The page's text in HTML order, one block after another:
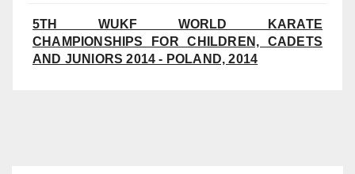
5TH WUKF WORLD KARATE
CHAMPIONSHIPS FOR CHILDREN, CADETS
AND JUNIORS 2014 - POLAND, 2014